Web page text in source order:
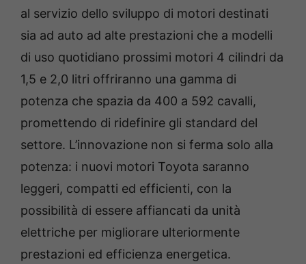
al servizio dello sviluppo di motori destinati
sia ad auto ad alte prestazioni che a modelli
di uso quotidiano prossimi motori 4 cilindri da
1,5 e 2,0 litri offriranno una gamma di
potenza che spazia da 400 a 592 cavalli,
promettendo di ridefinire gli standard del
settore. L’innovazione non si ferma solo alla
potenza: i nuovi motori Toyota saranno
leggeri, compatti ed efficienti, con la
possibilità di essere affiancati da unità
elettriche per migliorare ulteriormente
prestazioni ed efficienza energetica.